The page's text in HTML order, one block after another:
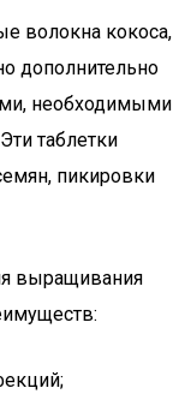
волокна кокоса,
дополнительно
необходимыми
таблетки
пикировки
выращивания